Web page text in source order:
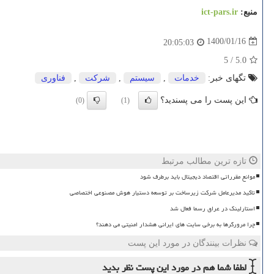
منبع: ict-pars.ir
1400/01/16
20:05:03
5.0
/
5
تگهای خبر:
خدمات سیستم شركت فناوری
این پست را می پسندید؟ (1)
(0)
تازه ترین مطالب مرتبط
موانع مقرراتی اقتصاد دیجیتال باید برطرف شود
تاکید مدیرعامل شرکت زیرساخت بر توسعه دستیار هوش مصنوعی اختصاصی
استارلینک در عراق رسما فعال شد
چرا مرورگرها به برخی سایت های ایرانی هشدار امنیتی می دهند؟
نظرات بینندگان در مورد این پست
لطفا شما همدر مورد این پستنظر بدید